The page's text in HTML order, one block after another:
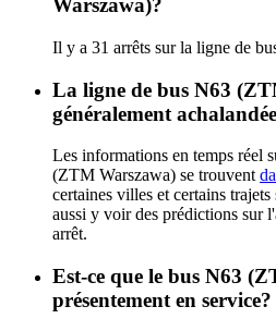
Warszawa)?
Il y a 31 arrêts sur la ligne de
La ligne de bus N63
généralement
Les informations en temps réel
(ZTM Warszawa) se trouvent
certaines villes et certains
aussi y voir des prédictions sur
arrêt.
Est-ce que le bus N63
présentement en service?